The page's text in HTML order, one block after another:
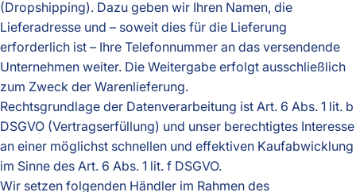
(Dropshipping). Dazu geben wir Ihren Namen, die
Lieferadresse und – soweit dies für die Lieferung
erforderlich ist – Ihre Telefonnummer an das versendende
Unternehmen weiter. Die Weitergabe erfolgt ausschließlich
zum Zweck der Warenlieferung.
Rechtsgrundlage der Datenverarbeitung ist Art. 6 Abs. 1 lit. b
DSGVO (Vertragserfüllung) und unser berechtigtes Interesse
an einer möglichst schnellen und effektiven Kaufabwicklung
im Sinne des Art. 6 Abs. 1 lit. f DSGVO.
Wir setzen folgenden Händler im Rahmen des